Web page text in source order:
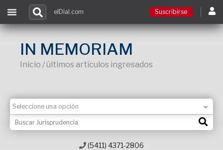
Suscribirse
Contacto
elDial.com Suscribirse
IN MEMORIAM
Inicio / últimos artículos ingresados
(5411) 4371-2806